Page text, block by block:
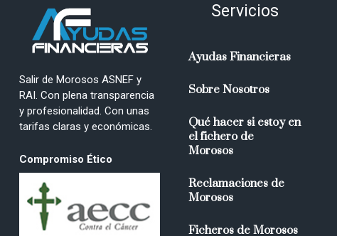
Salir de Morosos ASNEF y
RAI. Con plena transparencia
y profesionalidad. Con unas
tarifas claras y económicas.
Compromiso Ético
Servicios
Ayudas Financieras
Sobre Nosotros
Qué hacer si estoy en
el fichero de
Morosos
Reclamaciones de
Morosos
Ficheros de Morosos